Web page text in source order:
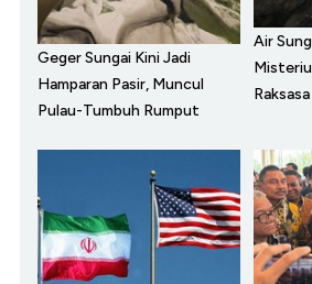
Geger Sungai Kini Jadi
Hamparan Pasir, Muncul
Pulau-Tumbuh Rumput
Air
Raksasa